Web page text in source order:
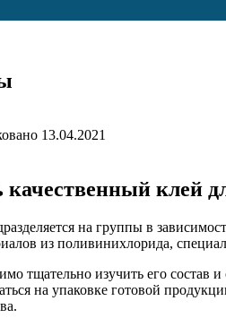
13.04.2021
качественный клей
на группы в
из поливинихлорида,
тщательно изучить его
на упаковке готовой